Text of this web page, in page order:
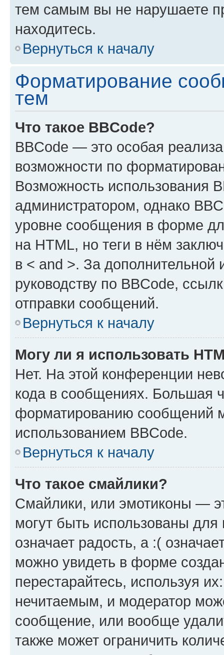
тем самым вы не нарушаете
находитесь.
Вернуться к началу
Форматирование
тем
Что такое BBCode?
BBCode — это особая
возможности по
Возможность использования
администратором, однако
уровне сообщения в форме
на HTML, но теги в нём
в < and >. За
руководству по BBCode,
отправки сообщений.
Вернуться к началу
Могу ли я использовать
Нет. На этой конференции
кода в сообщениях. Большая
форматированию сообщений
использованием BBCode.
Вернуться к началу
Что такое смайлики?
Смайлики, или эмотиконы —
могут быть использованы
означает радость, а :(
можно увидеть в форме
перестарайтесь, используя
нечитаемым, и модератор
сообщение, или вообще
также может ограничить